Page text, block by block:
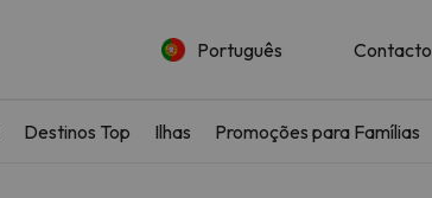
Português Contacto
Destinos Top Ilhas Promoções para Famílias